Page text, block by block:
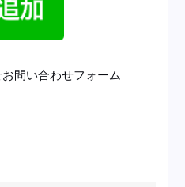
お問い合わせフォーム